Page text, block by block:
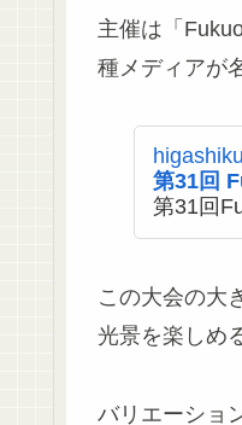
主催は「
種メディアが
第31回
第31回
この大会の大
光景を楽しめ
バリエーショ